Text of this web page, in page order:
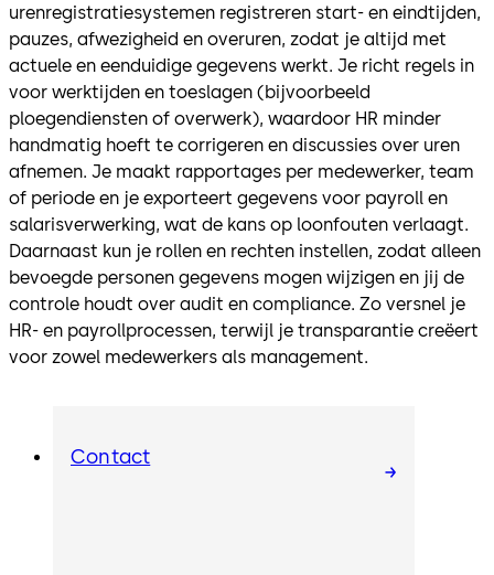
urenregistratiesystemen registreren start- en eindtijden,
pauzes, afwezigheid en overuren, zodat je altijd met
actuele en eenduidige gegevens werkt. Je richt regels in
voor werktijden en toeslagen (bijvoorbeeld
ploegendiensten of overwerk), waardoor HR minder
handmatig hoeft te corrigeren en discussies over uren
afnemen. Je maakt rapportages per medewerker, team
of periode en je exporteert gegevens voor payroll en
salarisverwerking, wat de kans op loonfouten verlaagt.
Daarnaast kun je rollen en rechten instellen, zodat alleen
bevoegde personen gegevens mogen wijzigen en jij de
controle houdt over audit en compliance. Zo versnel je
HR- en payrollprocessen, terwijl je transparantie creëert
voor zowel medewerkers als management.
Contact